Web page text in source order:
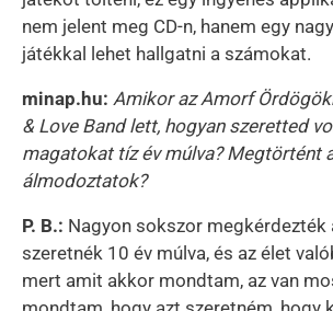
nem jelent meg CD-n, hanem egy
játékkal lehet hallgatni a számokat.
minap.hu: Amikor az Amorf
& Love Band lett, hogyan szeretted
magatokat tíz év múlva? Megtörtént
álmodoztatok?
P. B.: Nagyon sokszor megkérdezték
szeretnék 10 év múlva, és az élet
mert amit akkor mondtam, az van